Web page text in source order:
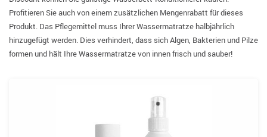
Profitieren Sie auch von einem zusätzlichen Mengenrabatt für dieses
Produkt. Das Pflegemittel muss Ihrer Wassermatratze halbjährlich
hinzugefügt werden. Dies verhindert, dass sich Algen, Bakterien und Pilze
formen und hält Ihre Wassermatratze von innen frisch und sauber!